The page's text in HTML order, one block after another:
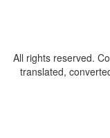
All rights reserved.
translated,